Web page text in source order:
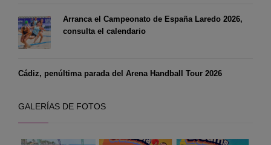
Arranca el Campeonato de España Laredo 2026,
consulta el calendario
Cádiz, penúltima parada del Arena Handball Tour 2026
GALERÍAS DE FOTOS